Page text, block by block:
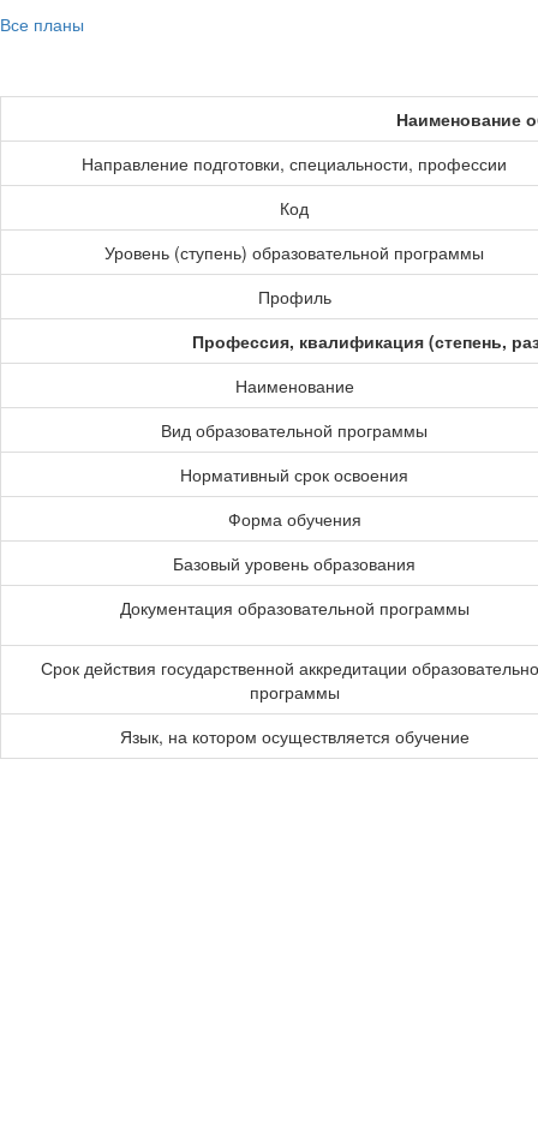
Все планы
Наименование
Направление подготовки, специальности, профессии
Код
Уровень (ступень) образовательной программы
Профиль
Профессия, квалификация (степень,
Наименование
Вид образовательной программы
Нормативный срок освоения
Форма обучения
Базовый уровень образования
Документация образовательной программы
Срок действия государственной аккредитации
программы
Язык, на котором осуществляется обучение